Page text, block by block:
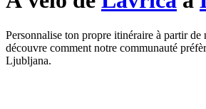
Personnalise ton propre itinéraire à partir de
découvre comment notre communauté
Ljubljana.